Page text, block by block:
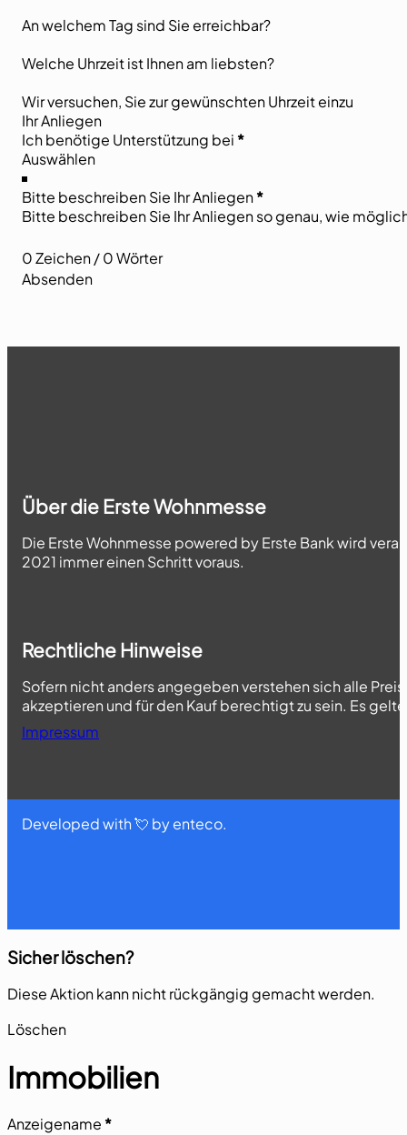
An welchem Tag sind Sie erreichbar?
Welche Uhrzeit ist Ihnen am liebsten?
Wir versuchen, Sie zur gewünschten Uhrzeit einzu
Ihr Anliegen
Ich benötige Unterstützung bei *
Bitte beschreiben Sie Ihr Anliegen*
0 Zeichen / 0 Wörter
Absenden
Über die Erste Wohnmesse
Die Erste Wohnmesse powered by Erste Bank wird
2021 immer einen Schritt voraus.
Rechtliche Hinweise
Sofern nicht anders angegeben verstehen sich alle
akzeptieren und für den Kauf berechtigt zu sein. Es
Impressum
Developed with 💘 by enteco.
Sicher löschen?
Diese Aktion kann nicht rückgängig gemacht werden.
Section
Löschen
Immobilien
Abschnitt
Anzeigename *